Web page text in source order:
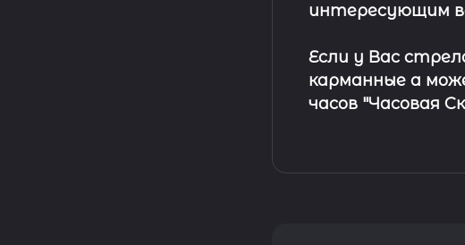
интересующим
Если у Вас
карманные а
часов "Часовая